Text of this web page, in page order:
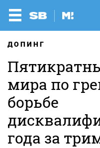
ДОПИНГ
мира по
борьбе
года за